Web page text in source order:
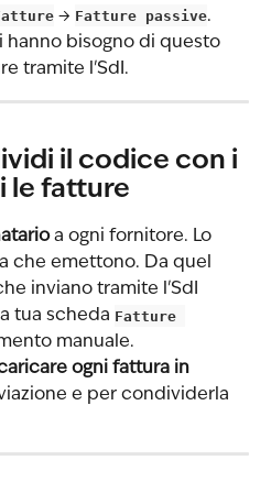
→ Fatture passive.
bisogno di questo
tramite l'SdI.
il codice con i
le fatture
a ogni fornitore. Lo
che emettono. Da quel
inviano tramite l'SdI
tua scheda Fatture
manuale.
ogni fattura in
e per condividerla